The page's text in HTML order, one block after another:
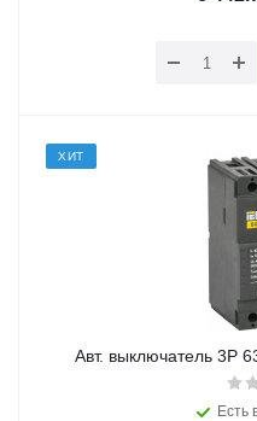
ХИТ
Авт. выключатель 3Р
Есть